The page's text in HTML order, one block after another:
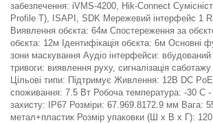
забезпечення: iVMS-4200, Hik-Connect
Profile T), ISAPI, SDK Мережевий інтерфейс 1
Виявлення обєкта: 64м Спостереження за
обєкта: 12м Ідентифікація обєкта: 6м Основні
зони маскування Аудіо інтерфейси:
тривоги: виявлення руху, сигналізація
Цільові типи: Підтримує Живлення: 12В DC
споживання: 7.5 Вт Робоча температура: -30 C -
захисту: IP67 Розміри: 67.969.8172.9 мм Вага:
метал+пластик Розмір упаковки (Ш х В х Г):